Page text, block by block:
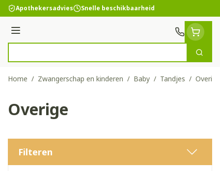
Ga naar de inhoud
Apothekersadvies Snelle beschikbaarheid
Menu
Zoek
Home / Zwangerschap en kinderen / Baby / Tandjes / Overige
Overige
Filteren